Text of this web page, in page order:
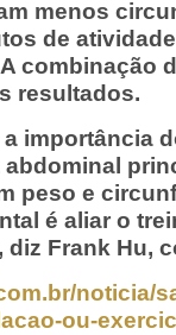
menos
de
combinação
resultados.
importância
peso e
é aliar o
Frank Hu,
noticia/
ou-